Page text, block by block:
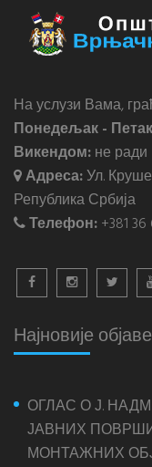
На услузи Вама,
Понедељак -
Викендом:не ради
Адреса:Ул.
Република Србија
Телефон:+381
Најновије објаве
ОГЛАС О Ј.
ЈАВНИХ
МОНТАЖНИХ